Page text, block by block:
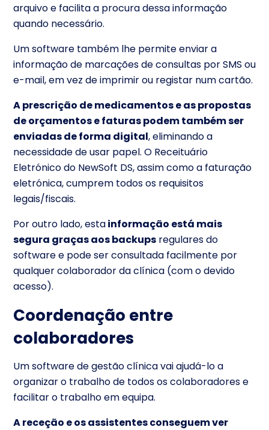
arquivo e facilita a procura dessa informação
quando necessário.
Um software também lhe permite enviar a
informação de marcações de consultas por SMS ou
e-mail, em vez de imprimir ou registar num cartão.
A prescrição de medicamentos e as propostas
de orçamentos e faturas podem também ser
enviadas de forma digital, eliminando a
necessidade de usar papel. O Receituário
Eletrónico do NewSoft DS, assim como a faturação
eletrónica, cumprem todos os requisitos
legais/fiscais.
Por outro lado, estainformação está mais
segura graças aos backups regulares do
software e pode ser consultada facilmente por
qualquer colaborador da clínica (com o devido
acesso).
Coordenação entre
colaboradores
Um software de gestão clínica vai ajudá-lo a
organizar o trabalho de todos os colaboradores e
facilitar o trabalho em equipa.
A receção e os assistentes conseguem ver